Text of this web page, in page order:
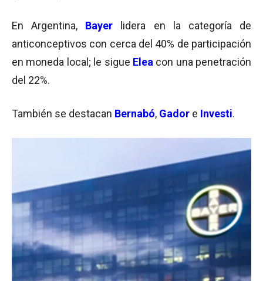
En Argentina, Bayer
lidera en la categoría de
anticonceptivos con cerca del 40% de participación
en moneda local; le sigue Elea con una penetración
del 22%.
También se destacan Bernabó, Gador e Investi.